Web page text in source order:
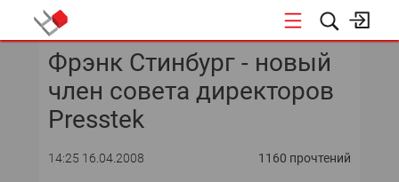
КОНФЕРЕНЦИИ
«ОТКРЫТЫЕ СИСТЕМЫ»
Фрэнк Стинбург - новый
член совета директоров
Presstek
14:25 16.04.2008 1160 прочтений